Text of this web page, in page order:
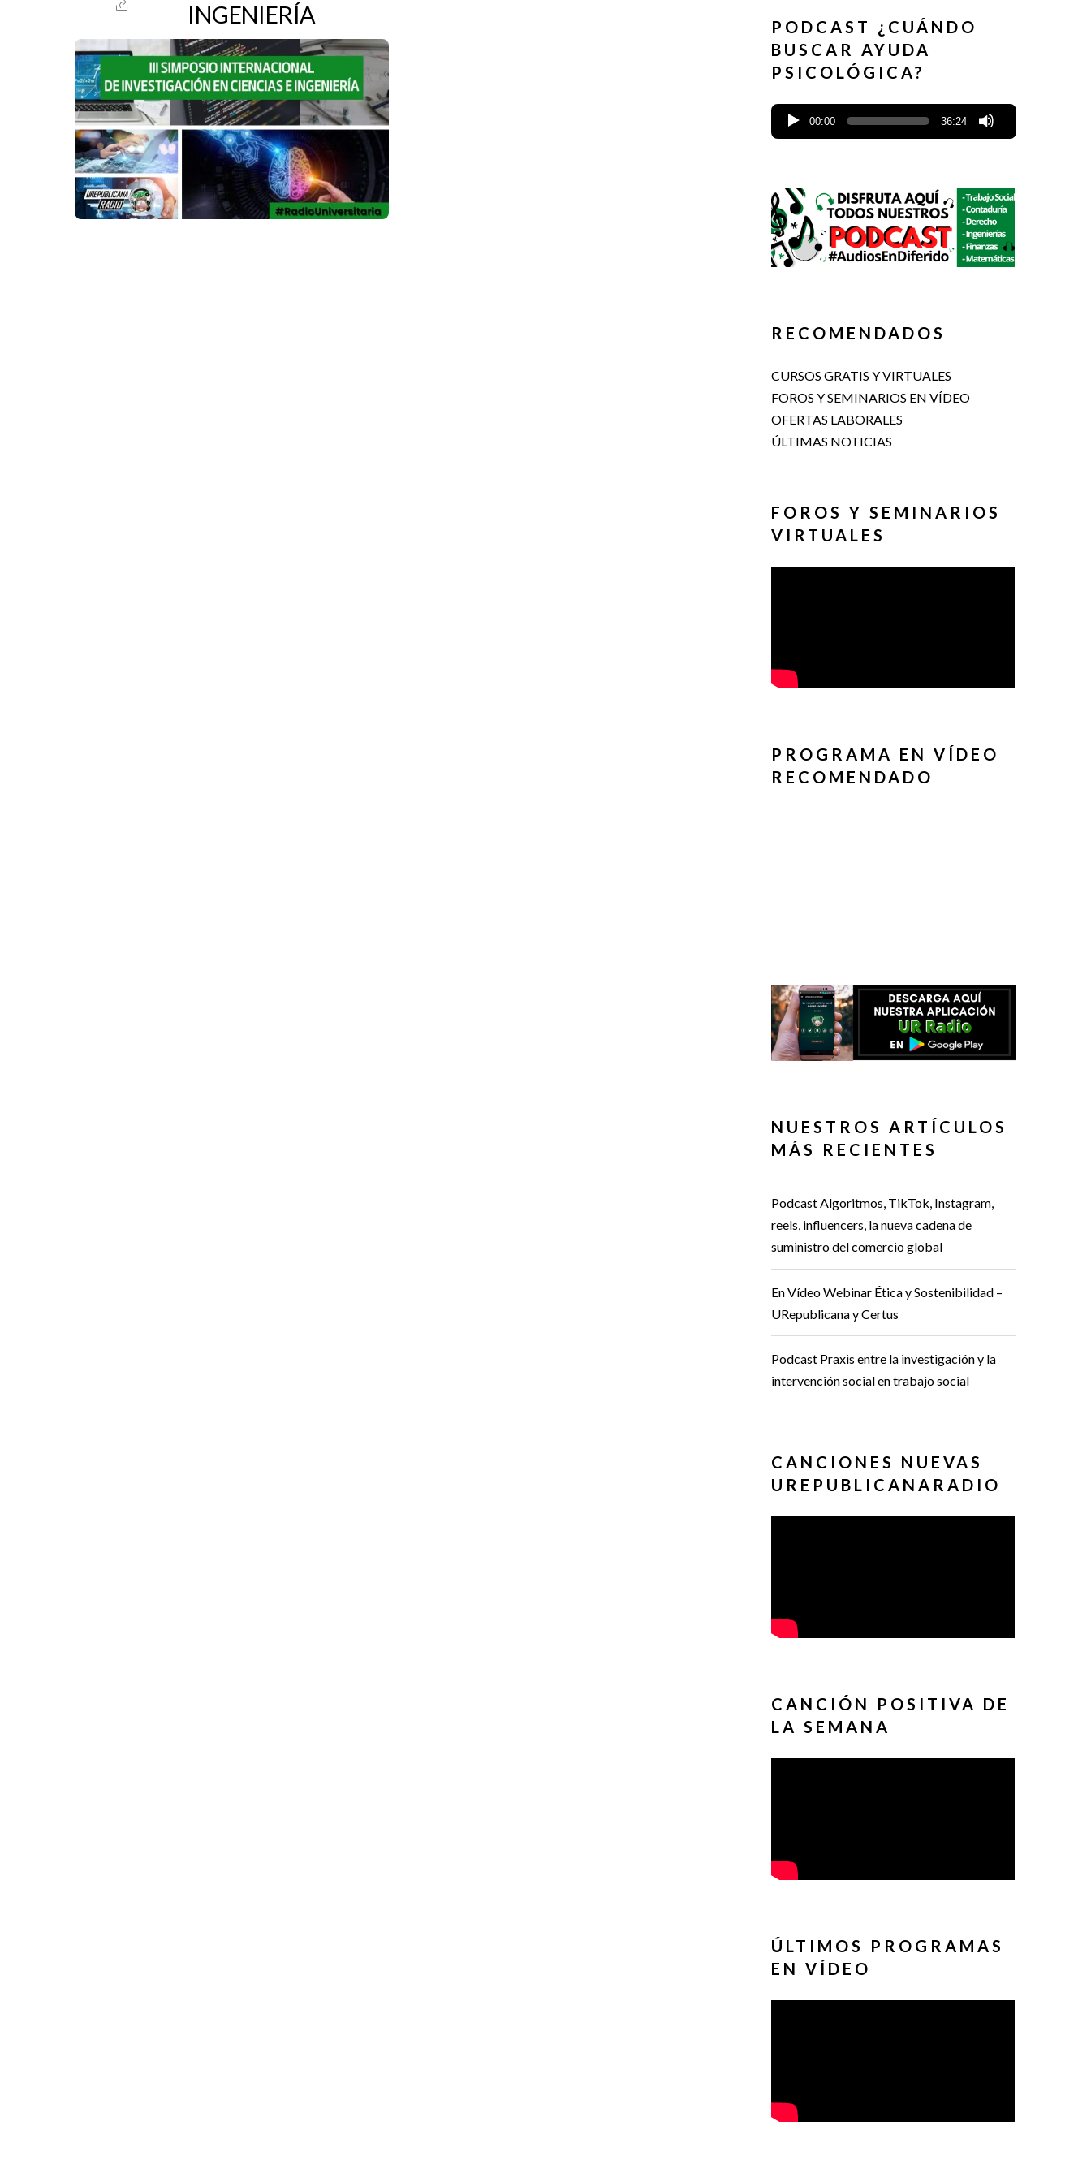
INGENIERÍA
PODCAST ¿CUÁNDO
BUSCAR AYUDA
PSICOLÓGICA?
00:00 36:24
RECOMENDADOS
CURSOS GRATIS Y VIRTUALES
FOROS Y SEMINARIOS EN VÍDEO
OFERTAS LABORALES
ÚLTIMAS NOTICIAS
FOROS Y SEMINARIOS
VIRTUALES
PROGRAMA EN VÍDEO
RECOMENDADO
NUESTROS ARTÍCULOS
MÁS RECIENTES
Podcast Algoritmos, TikTok, Instagram,
reels, influencers, la nueva cadena de
suministro del comercio global
En Vídeo Webinar Ética y Sostenibilidad –
URepublicana y Certus
Podcast Praxis entre la investigación y la
intervención social en trabajo social
CANCIONES NUEVAS
UREPUBLICANARADIO
CANCIÓN POSITIVA DE
LA SEMANA
ÚLTIMOS PROGRAMAS
EN VÍDEO